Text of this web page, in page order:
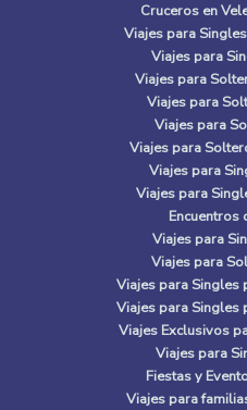
Cruceros en
Viajes para
Viajes para
Viajes para
Viajes para
Viajes para
Viajes para
Viajes para
Viajes para
Encuentros
Viajes para
Viajes para
Viajes para
Viajes para
Viajes Exclusivos
Viajes para
Fiestas y
Viajes para